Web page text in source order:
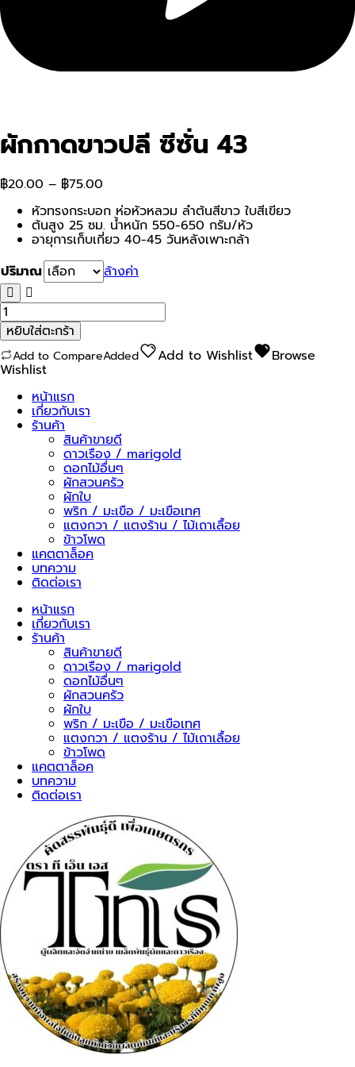
ผักกาดขาวปลี ซีซั่น 43
฿20.00 – ฿75.00
หัวทรงกระบอก ห่อหัวหลวม ลำต้นสีขาว ใบสีเขียว
ต้นสูง 25 ซม. น้ำหนัก 550-650 กรัม/หัว
อายุการเก็บเกี่ยว 40-45 วันหลังเพาะกล้า
ปริมาณ
ล้างค่า
จำนวน
ผัก
กาด
ขาว
ปลี
ซี
หยิบใส่ตะกร้า
Add to CompareAdded Add to Wishlist Browse
Wishlist
หน้าแรก
เกี่ยวกับเรา
ร้านค้า
สินค้าขายดี
ดาวเรือง / marigold
ดอกไม้อื่นๆ
ผักสวนครัว
ผักใบ
พริก / มะเขือ / มะเขือเทศ
แตงกวา / แตงร้าน / ไม้เถาเลื้อย
ข้าวโพด
แคตตาล็อค
บทความ
ติดต่อเรา
หน้าแรก
เกี่ยวกับเรา
ร้านค้า
สินค้าขายดี
ดาวเรือง / marigold
ดอกไม้อื่นๆ
ผักสวนครัว
ผักใบ
พริก / มะเขือ / มะเขือเทศ
แตงกวา / แตงร้าน / ไม้เถาเลื้อย
ข้าวโพด
แคตตาล็อค
บทความ
ติดต่อเรา